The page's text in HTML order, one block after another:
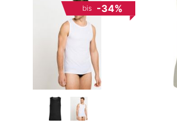
bis -34%